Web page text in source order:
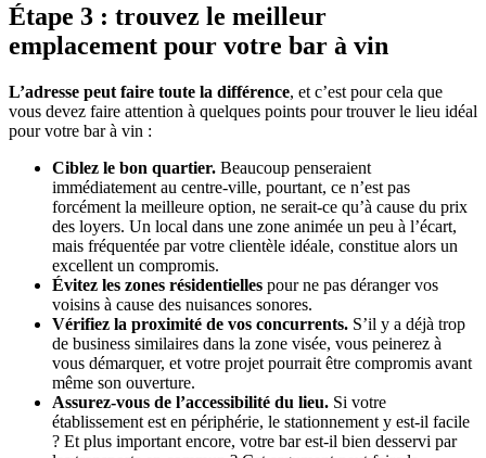
Étape 3 : trouvez le meilleur
emplacement pour votre bar à vin
L’adresse peut faire toute la différence, et c’est pour cela que
vous devez faire attention à quelques points pour trouver le lieu idéal
pour votre bar à vin :
Ciblez le bon quartier. Beaucoup penseraient
immédiatement au centre-ville, pourtant, ce n’est pas
forcément la meilleure option, ne serait-ce qu’à cause du prix
des loyers. Un local dans une zone animée un peu à l’écart,
mais fréquentée par votre clientèle idéale, constitue alors un
excellent un compromis.
Évitez les zones résidentielles pour ne pas déranger vos
voisins à cause des nuisances sonores.
Vérifiez la proximité de vos concurrents. S’il y a déjà trop
de business similaires dans la zone visée, vous peinerez à
vous démarquer, et votre projet pourrait être compromis avant
même son ouverture.
Assurez-vous de l’accessibilité du lieu. Si votre
établissement est en périphérie, le stationnement y est-il facile
? Et plus important encore, votre bar est-il bien desservi par